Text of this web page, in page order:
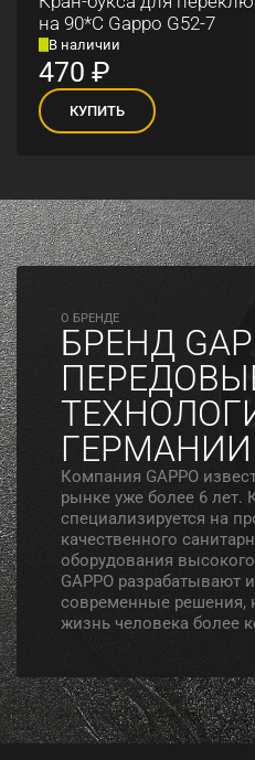
на 90*C Gappo G52-7
В наличии
470 ₽
КУПИТЬ
O БРЕНДЕ
БРЕНД
ГЕРМАНИИ
Компания GAPPO
рынке уже более 6 лет.
специализируется на
качественного
оборудования
GAPPO разрабатывают
современные решения,
жизнь человека более